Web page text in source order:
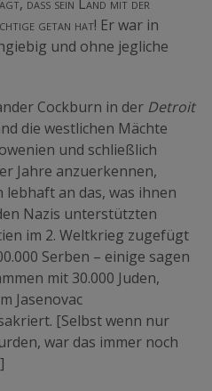
getan hat! Er war in
und ohne jegliche
Cockburn in der Detroit
die westlichen Mächte
und schließlich
Jahre anzuerkennen,
an das, was ihnen
Nazis unterstützten
im 2. Weltkrieg zugefügt
Serben – einige sagen
mit 30.000 Juden,
Jasenovac
[Selbst wenn nur
war das immer noch